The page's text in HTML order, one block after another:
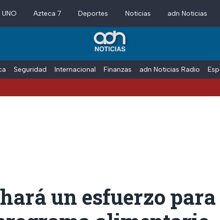
Azteca 7 Deportes Noticias adn Noticias
Seguridad Internacional Finanzas adn Noticias Radio
un esfuerzo